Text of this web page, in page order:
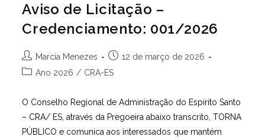
Aviso de Licitação –
Credenciamento: 001/2026
Autor
do
Marcia Menezes
Post
publicado:
12 de março de 2026
Categoria
post:
Ano 2026 / CRA-ES
O Conselho Regional de Administração do Espírito Santo
– CRA/ ES, através da Pregoeira abaixo transcrito, TORNA
PÚBLICO e comunica aos interessados que mantém